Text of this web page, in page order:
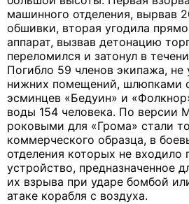
машинного отделения, вырвав
обшивки, вторая угодила
аппарат, вызвав детонацию
переломился и затонул в
Погибло 59 членов экипажа, не
нижних помещений, шлюпками
эсминцев «Бедуин» и
воды 154 человека. По версии
роковыми для «Грома» стали
коммерческого образца, в
отделения которых не входило
устройство, предназначенное
их взрыва при ударе бомбой
атаке корабля с воздуха.